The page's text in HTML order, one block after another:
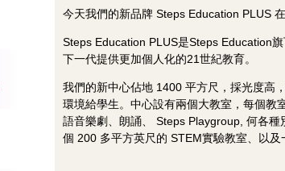
今天我們的新品牌 Steps Education PLUS
Steps Education PLUS是Steps Education
下一代提供更加個人化的21世紀教育。
我們的新中心佔地 1400 平方尺，採光度高
環境給學生。中心設有兩個大教室，每個教
語音樂劇、朗誦、 Steps Playgroup, 何各
個 200 多平方英尺的 STEM實驗教室、以及